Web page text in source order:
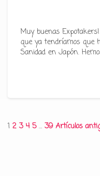
Muy buenas
que ya tendríamos que
Sanidad en Japón.
Paginación
1 2 3 4 5 … 39 Artículos